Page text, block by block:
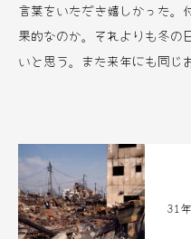
言葉をいただき嬉しかった。
果的なのか。それよりも冬の
いと思う。また来年にも同じ
31